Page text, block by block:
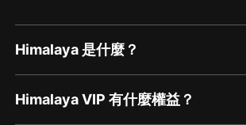
Himalaya 是什麼？
Himalaya VIP 有什麼權益？